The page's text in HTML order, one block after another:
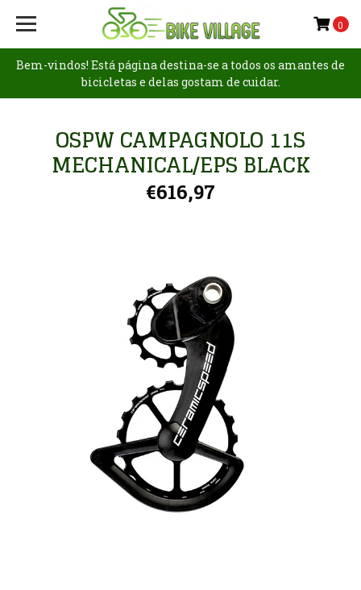
Bem-vindos! Está página destina-se a todos os amantes de
bicicletas e delas gostam de cuidar.
0
OSPW CAMPAGNOLO 11S
MECHANICAL/EPS BLACK
€616,97